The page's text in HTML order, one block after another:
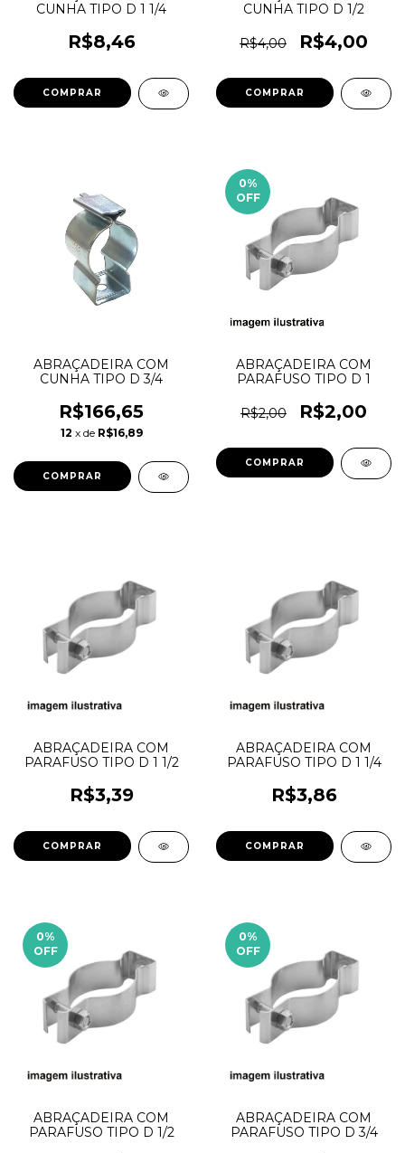
CUNHA TIPO D 1 1/4
R$8,46
CUNHA TIPO D 1/2
R$4,00 R$4,00
ABRAÇADEIRA COM
CUNHA TIPO D 3/4
R$166,65
12 x de R$16,89
0%
OFF
ABRAÇADEIRA COM
PARAFUSO TIPO D 1
R$2,00 R$2,00
ABRAÇADEIRA COM
PARAFUSO TIPO D 1 1/2
R$3,39
ABRAÇADEIRA COM
PARAFUSO TIPO D 1 1/4
R$3,86
0%
OFF
ABRAÇADEIRA COM
PARAFUSO TIPO D 1/2
0%
OFF
ABRAÇADEIRA COM
PARAFUSO TIPO D 3/4